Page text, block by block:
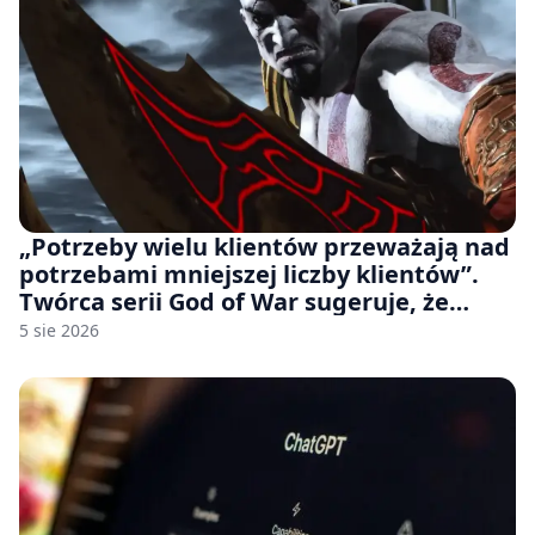
„Potrzeby wielu klientów przeważają nad
potrzebami mniejszej liczby klientów”.
Twórca serii God of War sugeruje, że
rozumie, dlaczego Sony rezygnuje z gier
5 sie 2026